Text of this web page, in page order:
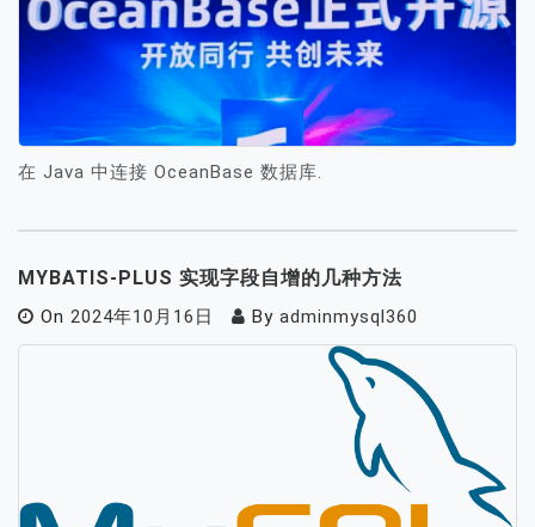
在 Java 中连接 OceanBase 数据库.
MYBATIS-PLUS 实现字段自增的几种方法
On 2024年10月16日 By adminmysql360